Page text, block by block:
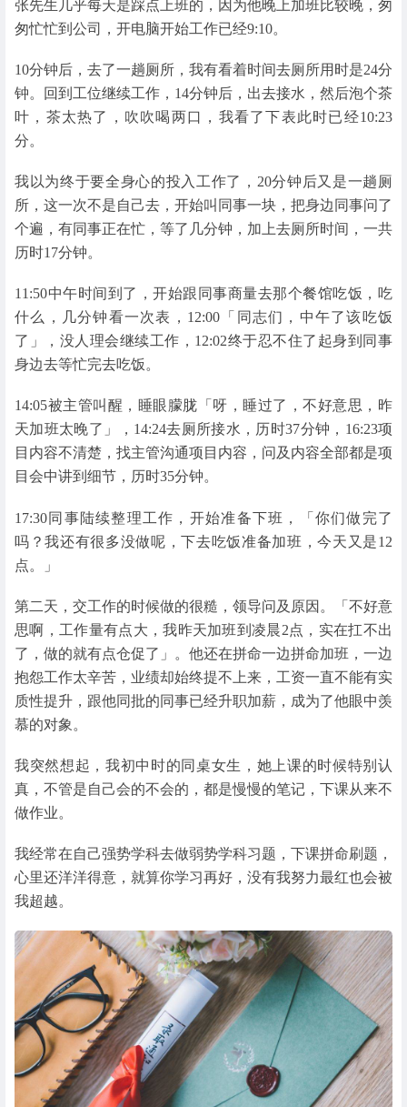
张先生几乎每天是踩点上班的，因为他晚上加班比较晚，匆
匆忙忙到公司，开电脑开始工作已经9:10。
10分钟后，去了一趟厕所，我有看着时间去厕所用时是24分
钟。回到工位继续工作，14分钟后，出去接水，然后泡个茶
叶，茶太热了，吹吹喝两口，我看了下表此时已经10:23
分。
我以为终于要全身心的投入工作了，20分钟后又是一趟厕
所，这一次不是自己去，开始叫同事一块，把身边同事问了
个遍，有同事正在忙，等了几分钟，加上去厕所时间，一共
历时17分钟。
11:50中午时间到了，开始跟同事商量去那个餐馆吃饭，吃
什么，几分钟看一次表，12:00「同志们，中午了该吃饭
了」，没人理会继续工作，12:02终于忍不住了起身到同事
身边去等忙完去吃饭。
14:05被主管叫醒，睡眼朦胧「呀，睡过了，不好意思，昨
天加班太晚了」，14:24去厕所接水，历时37分钟，16:23项
目内容不清楚，找主管沟通项目内容，问及内容全部都是项
目会中讲到细节，历时35分钟。
17:30同事陆续整理工作，开始准备下班，「你们做完了
吗？我还有很多没做呢，下去吃饭准备加班，今天又是12
点。」
第二天，交工作的时候做的很糙，领导问及原因。「不好意
思啊，工作量有点大，我昨天加班到凌晨2点，实在扛不出
了，做的就有点仓促了」。他还在拼命一边拼命加班，一边
抱怨工作太辛苦，业绩却始终提不上来，工资一直不能有实
质性提升，跟他同批的同事已经升职加薪，成为了他眼中羡
慕的对象。
我突然想起，我初中时的同桌女生，她上课的时候特别认
真，不管是自己会的不会的，都是慢慢的笔记，下课从来不
做作业。
我经常在自己强势学科去做弱势学科习题，下课拼命刷题，
心里还洋洋得意，就算你学习再好，没有我努力最红也会被
我超越。